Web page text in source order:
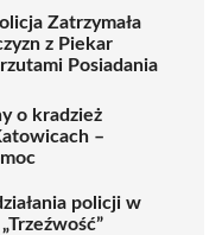
Zatrzymała
z Piekar
Posiadania
o kradzież
–
policji w